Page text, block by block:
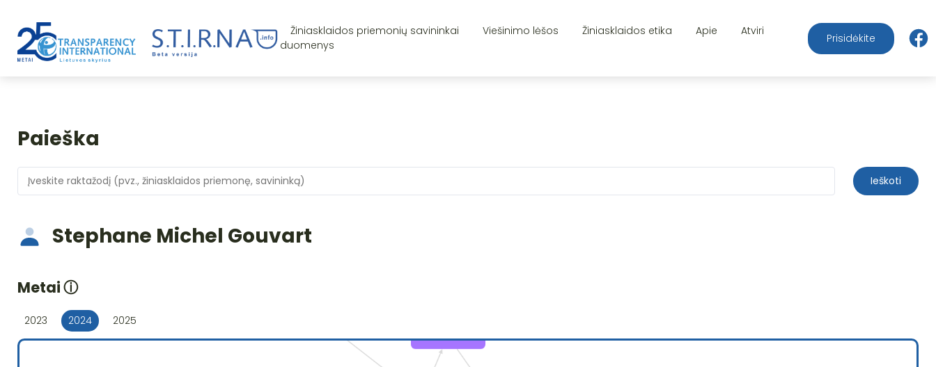
Žiniasklaidos priemonių savininkai Viešinimo lėšos Žiniasklaidos etika Apie
Atviri
duomenys
Prisidėkite
Paieška
Ieškoti
Stephane Michel Gouvart
Metaiⓘ
2023 2024 2025